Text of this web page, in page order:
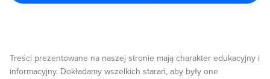
Treści prezentowane na naszej stronie mają charakter edukacyjny i
informacyjny. Dokładamy wszelkich starań, aby były one